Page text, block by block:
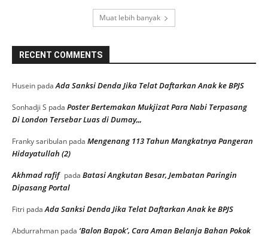
Muat lebih banyak
RECENT COMMENTS
Husein padaAda Sanksi Denda Jika Telat Daftarkan Anak ke BPJS
Sonhadji S pada Poster Bertemakan Mukjizat Para Nabi Terpasang
Di London Tersebar Luas di Dumay,,,
Franky saribulan pada Mengenang 113 Tahun Mangkatnya Pangeran
Hidayatullah (2)
Akhmad rafif pada Batasi Angkutan Besar, Jembatan Paringin
Dipasang Portal
Fitri padaAda Sanksi Denda Jika Telat Daftarkan Anak ke BPJS
Abdurrahman pada ‘Balon Bapok’, Cara Aman Belanja Bahan Pokok